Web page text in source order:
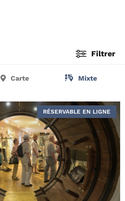
Filtrer
Carte Mixte
RÉSERVABLE EN LIGNE